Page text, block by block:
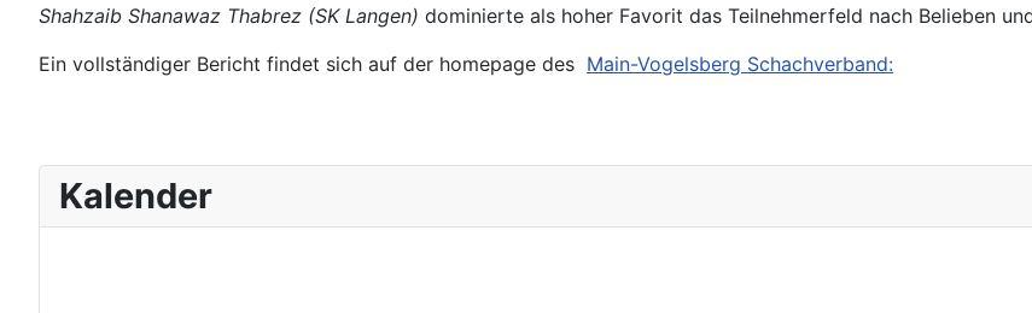
Shahzaib Shanawaz Thabrez (SK Langen) dominierte als hoher Favorit das Teilnehmerfeld nach Belieben
Ein vollständiger Bericht findet sich auf der homepage des Main-Vogelsberg Schachverband:
Kalender